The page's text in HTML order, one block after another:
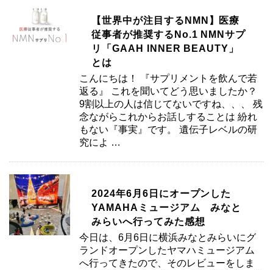
【世界中が注目するNMN】医療
従事者が推奨するNo.1 NMNサプ
リ「GAAH INNER BEAUTY」
とは
こんにちは！ 『サプリメントを飲んで若
返る』 これを聞いてどう思いましたか？
9割以上の人は信じてないですね、、、 残
念ながらこれからお話しすることは 紛れ
もない『事実』です。 遺伝子レベルの研
究によ …
2024年6月6日にオープンした
YAMAHAミュージアム みなと
みらいへ行ってみた感想
今日は、6月6日に横浜みなとみらいにグ
ランドオープンしたヤマハミュージアム
へ行ってきたので、そのレビューをしま